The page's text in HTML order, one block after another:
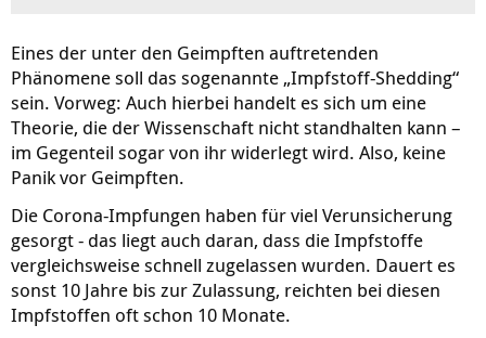
Eines der unter den Geimpften auftretenden
Phänomene soll das sogenannte „Impfstoff-Shedding“
sein. Vorweg: Auch hierbei handelt es sich um eine
Theorie, die der Wissenschaft nicht standhalten kann –
im Gegenteil sogar von ihr widerlegt wird. Also, keine
Panik vor Geimpften.
Die Corona-Impfungen haben für viel Verunsicherung
gesorgt - das liegt auch daran, dass die Impfstoffe
vergleichsweise schnell zugelassen wurden. Dauert es
sonst 10 Jahre bis zur Zulassung, reichten bei diesen
Impfstoffen oft schon 10 Monate.